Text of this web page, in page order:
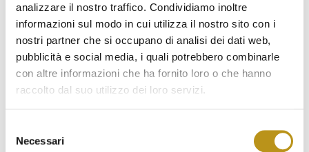
analizzare il nostro traffico. Condividiamo inoltre
informazioni sul modo in cui utilizza il nostro sito con i
nostri partner che si occupano di analisi dei dati web,
pubblicità e social media, i quali potrebbero combinarle
con altre informazioni che ha fornito loro o che hanno
raccolto dal suo utilizzo dei loro servizi.
delNecessari
Tags
#hotelsanteodoro #ospitalitàsarda #teamhst
#dietrolequinte #vacanzeinsardegna